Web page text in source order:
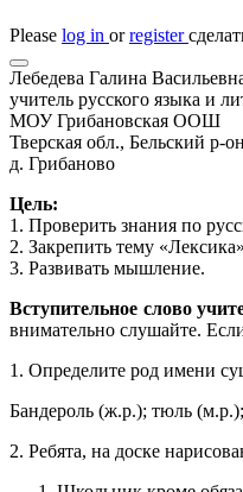
Please log in orregister
Лебедева Галина
учитель русского языка и
МОУ Грибановская ООШ
Тверская обл., Бельский р-
д. Грибаново
Цель:
1. Проверить знания по
2. Закрепить тему «Лексика»
3. Развивать мышление.
Вступительное слово
внимательно слушайте.
1. Определите род имени
Бандероль (ж.р.); тюль
2. Ребята, на доске